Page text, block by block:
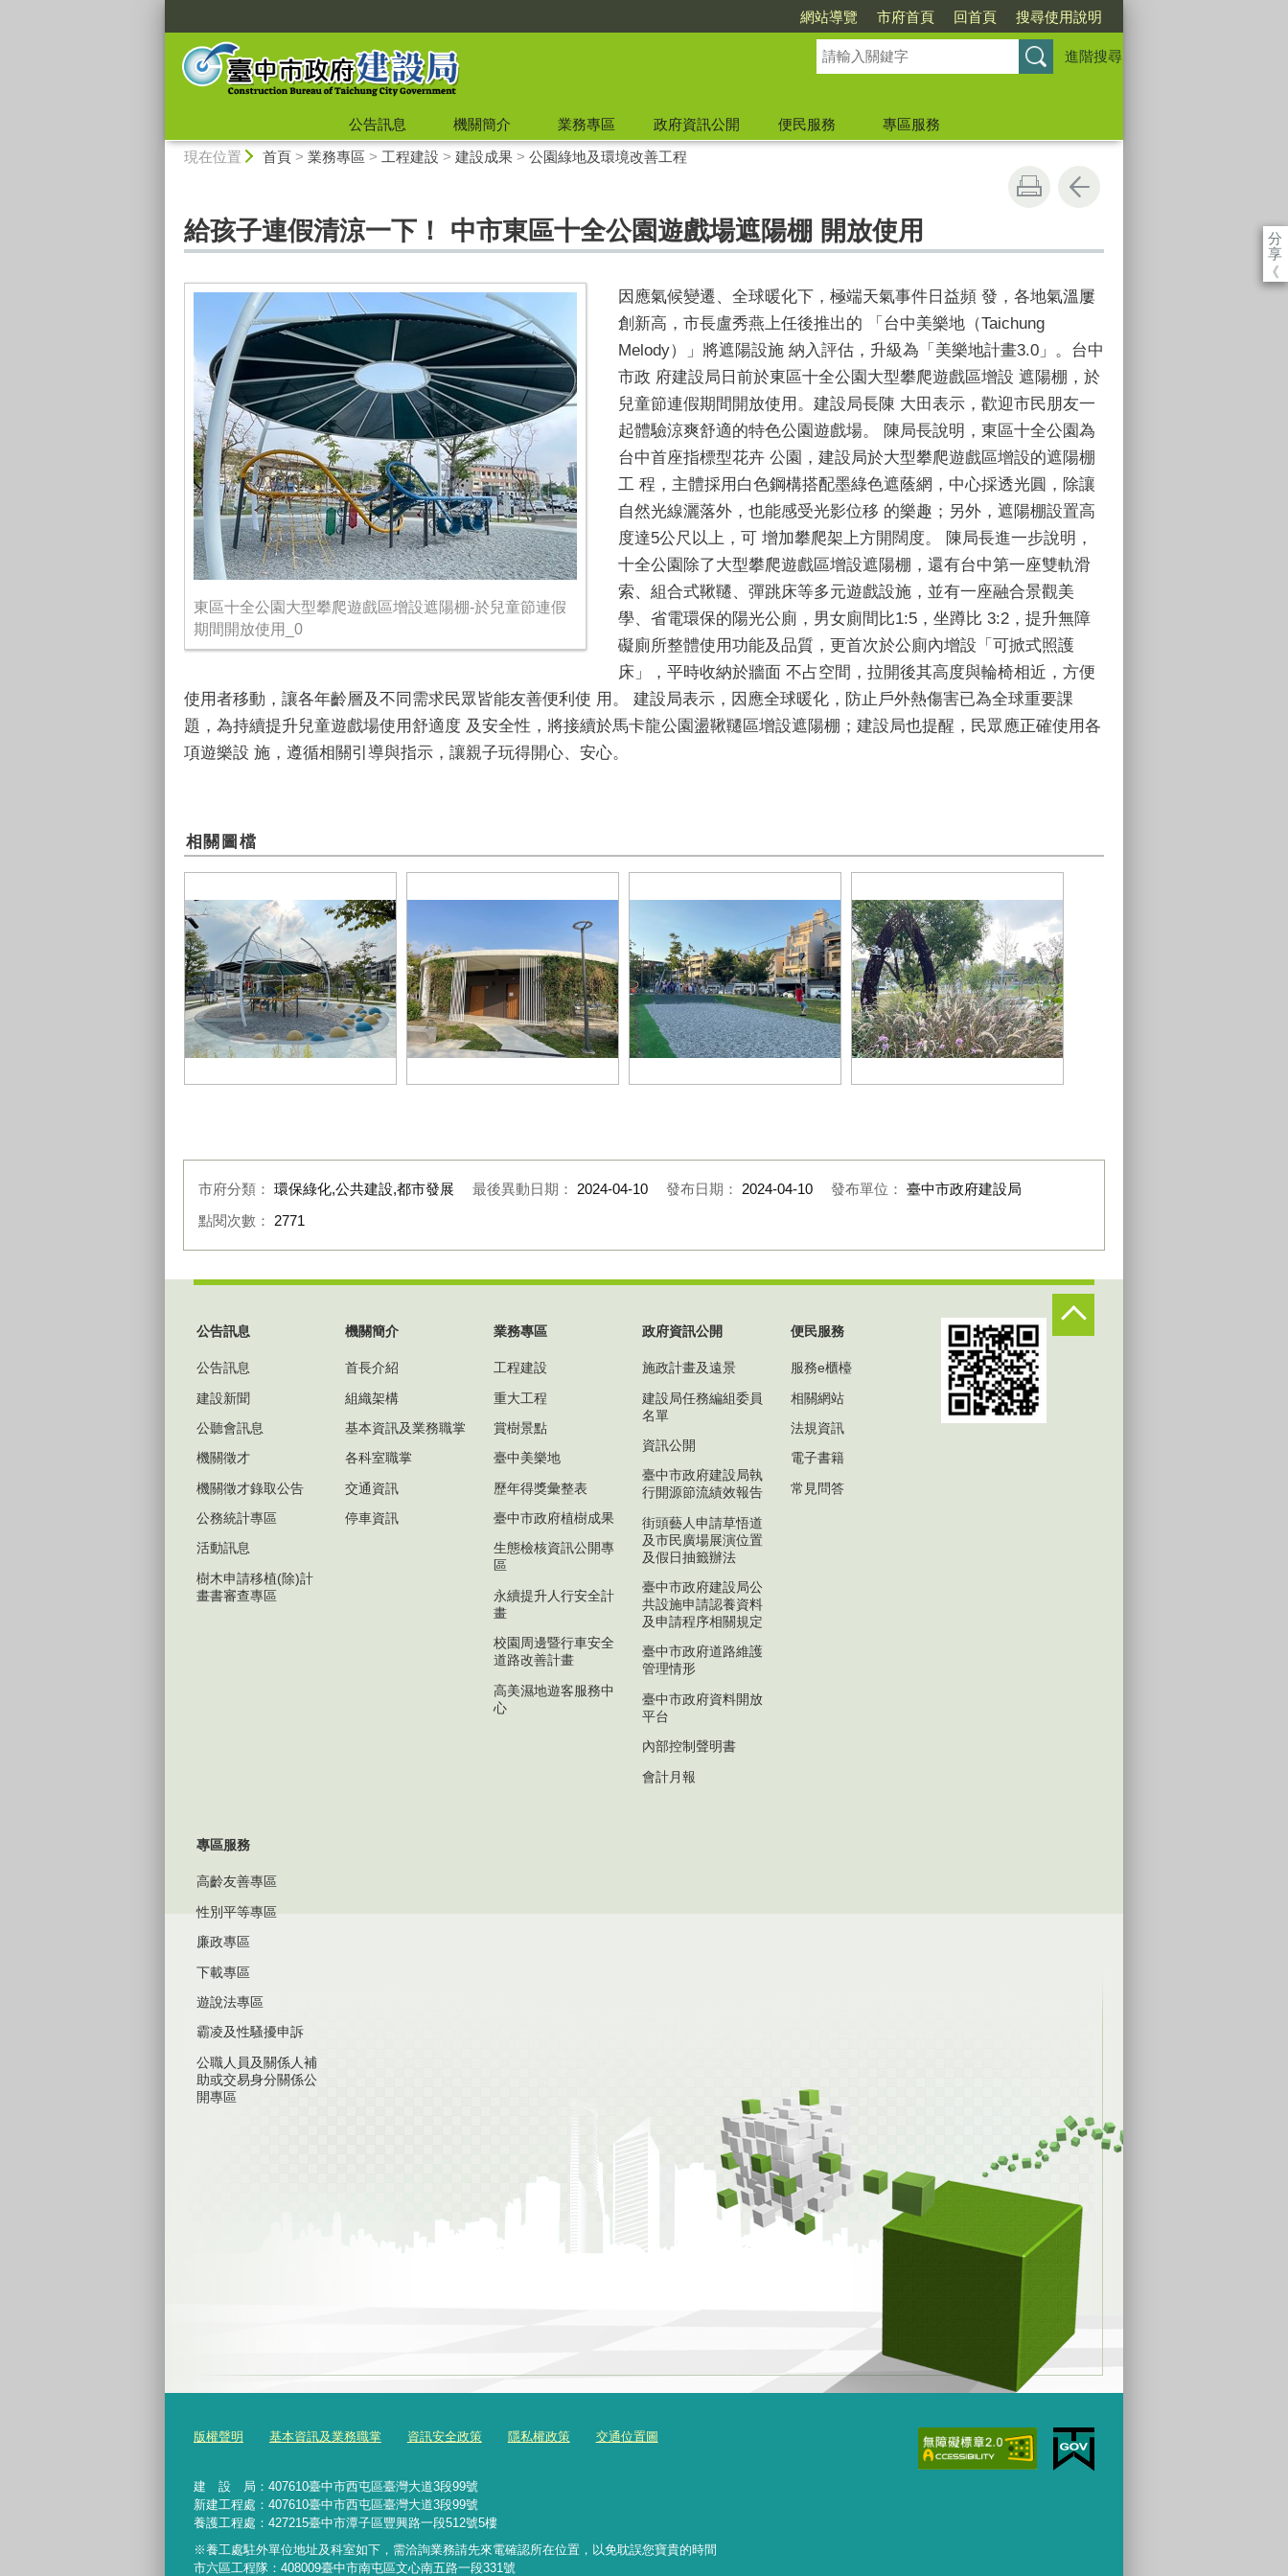
網站導覽 市府首頁 回首頁 搜尋使用說明
進階搜尋
公告訊息 機關簡介 業務專區 政府資訊公開 便民服務
專區服務
現在位置 首頁> 業務專區 > 工程建設 > 建設成果> 公園綠地及環境改善工程
分
享
《
給孩子連假清涼一下！ 中市東區十全公園遊戲場遮陽棚 開放使用
東區十全公園大型攀爬遊戲區增設遮陽棚-於兒童節連假
期間開放使用_0
因應氣候變遷、全球暖化下，極端天氣事件日益頻 發，各地氣溫屢
創新高，市長盧秀燕上任後推出的 「台中美樂地（Taichung
Melody）」將遮陽設施 納入評估，升級為「美樂地計畫3.0」。台中
市政 府建設局日前於東區十全公園大型攀爬遊戲區增設 遮陽棚，於
兒童節連假期間開放使用。建設局長陳 大田表示，歡迎市民朋友一
起體驗涼爽舒適的特色公園遊戲場。 陳局長說明，東區十全公園為
台中首座指標型花卉 公園，建設局於大型攀爬遊戲區增設的遮陽棚
工 程，主體採用白色鋼構搭配墨綠色遮蔭網，中心採透光圓，除讓
自然光線灑落外，也能感受光影位移 的樂趣；另外，遮陽棚設置高
度達5公尺以上，可 增加攀爬架上方開闊度。 陳局長進一步說明，
十全公園除了大型攀爬遊戲區增設遮陽棚，還有台中第一座雙軌滑
索、組合式鞦韆、彈跳床等多元遊戲設施，並有一座融合景觀美
學、省電環保的陽光公廁，男女廁間比1:5，坐蹲比 3:2，提升無障
礙廁所整體使用功能及品質，更首次於公廁內增設「可掀式照護
床」，平時收納於牆面 不占空間，拉開後其高度與輪椅相近，方便
使用者移動，讓各年齡層及不同需求民眾皆能友善便利使 用。 建設局表示，因應全球暖化，防止戶外熱傷害已為全球重要課
題，為持續提升兒童遊戲場使用舒適度 及安全性，將接續於馬卡龍公園盪鞦韆區增設遮陽棚；建設局也提醒，民眾應正確使用各
項遊樂設 施，遵循相關引導與指示，讓親子玩得開心、安心。
相關圖檔
市府分類： 環保綠化,公共建設,都市發展 最後異動日期： 2024-04-10 發布日期： 2024-04-10 發布單位： 臺中市政府建設局
點閱次數： 2771
公告訊息
公告訊息
建設新聞
公聽會訊息
機關徵才
機關徵才錄取公告
公務統計專區
活動訊息
樹木申請移植(除)計
畫書審查專區
機關簡介
首長介紹
組織架構
基本資訊及業務職掌
各科室職掌
交通資訊
停車資訊
業務專區
工程建設
重大工程
賞樹景點
臺中美樂地
歷年得獎彙整表
臺中市政府植樹成果
生態檢核資訊公開專
區
永續提升人行安全計
畫
校園周邊暨行車安全
道路改善計畫
高美濕地遊客服務中
心
政府資訊公開
施政計畫及遠景
建設局任務編組委員
名單
資訊公開
臺中市政府建設局執
行開源節流績效報告
街頭藝人申請草悟道
及市民廣場展演位置
及假日抽籤辦法
臺中市政府建設局公
共設施申請認養資料
及申請程序相關規定
臺中市政府道路維護
管理情形
臺中市政府資料開放
平台
內部控制聲明書
會計月報
便民服務
服務e櫃檯
相關網站
法規資訊
電子書籍
常見問答
專區服務
高齡友善專區
性別平等專區
廉政專區
下載專區
遊說法專區
霸凌及性騷擾申訴
公職人員及關係人補
助或交易身分關係公
開專區
版權聲明 基本資訊及業務職掌 資訊安全政策 隱私權政策 交通位置圖
建 設 局： 407610臺中市西屯區臺灣大道3段99號
新建工程處：407610臺中市西屯區臺灣大道3段99號
養護工程處：427215臺中市潭子區豐興路一段512號5樓
※養工處駐外單位地址及科室如下，需洽詢業務請先來電確認所在位置，以免耽誤您寶貴的時間
市六區工程隊：408009臺中市南屯區文心南五路一段331號